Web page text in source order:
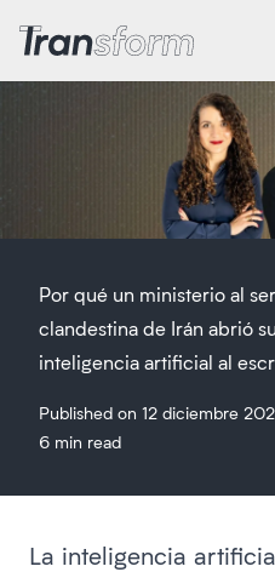
Transform Iran
Por qué un ministerio al
clandestina de Irán abrió
inteligencia artificial al
Published on 12 diciembre
6 min read
La inteligencia